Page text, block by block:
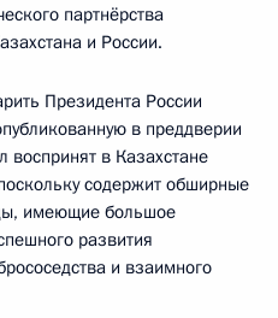
партнёрства
и России.
Президента России
в преддверии
воспринят в Казахстане
содержит обширные
имеющие большое
развития
и взаимного